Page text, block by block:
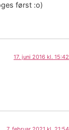
først :o)
17. juni 2016 kl. 15:42